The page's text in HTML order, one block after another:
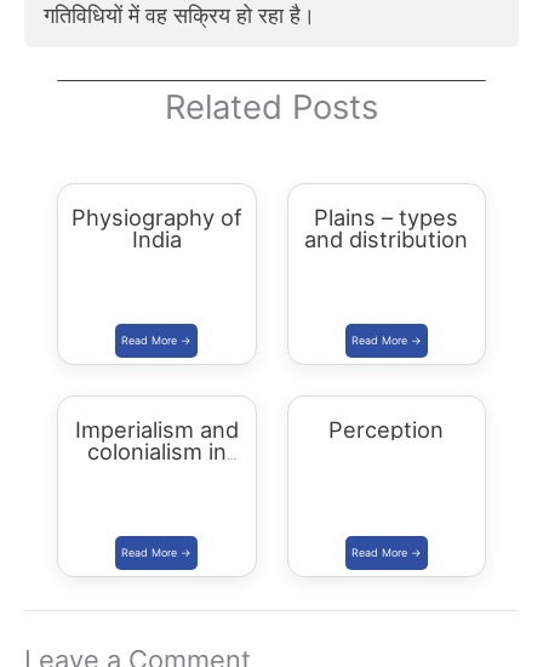
गतिविधियों में वह सक्रिय हो रहा है।
Related Posts
Physiography of
India
Plains – types
and distribution
Imperialism and
colonialism in
Perception
Leave a Comment